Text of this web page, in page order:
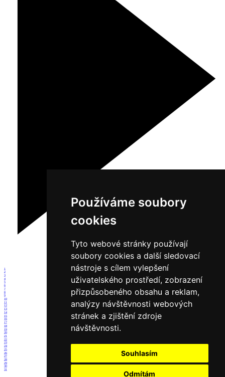
Používáme soubory
cookies
Tyto webové stránky používají
soubory cookies a další sledovací
nástroje s cílem vylepšení
uživatelského prostředí, zobrazení
přizpůsobeného obsahu a reklam,
analýzy návštěvnosti webových
stránek a zjištění zdroje
návštěvnosti.
Souhlasím
Odmítám
1
2
3
4
5
6
7
8
9
10
11
12
13
14
15
16
17
18
19
20
21
22
23
24
25
26
27
28
29
30
31